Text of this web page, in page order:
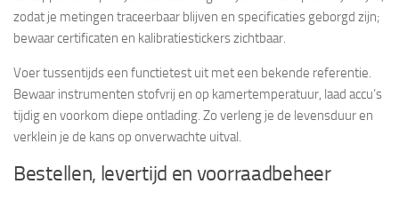
zodat je metingen traceerbaar blijven en specificaties geborgd zijn;
bewaar certificaten en kalibratiestickers zichtbaar.
Voer tussentijds een functietest uit met een bekende referentie.
Bewaar instrumenten stofvrij en op kamertemperatuur, laad accu’s
tijdig en voorkom diepe ontlading. Zo verleng je de levensduur en
verklein je de kans op onverwachte uitval.
Bestellen, levertijd en voorraadbeheer